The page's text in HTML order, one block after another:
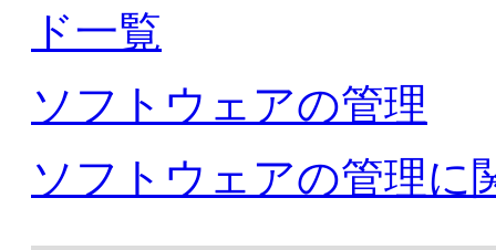
ド一覧
ソフトウェアの管理
ソフトウェアの管理に